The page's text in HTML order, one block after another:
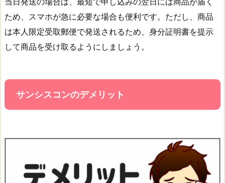
ため、スマホが急に必要な場合も便利です。ただし、商品
は本人限定受取郵便で発送されるため、身分証明書を提示
して商品を受け取るようにしましょう。
サンシスコンのデメリット